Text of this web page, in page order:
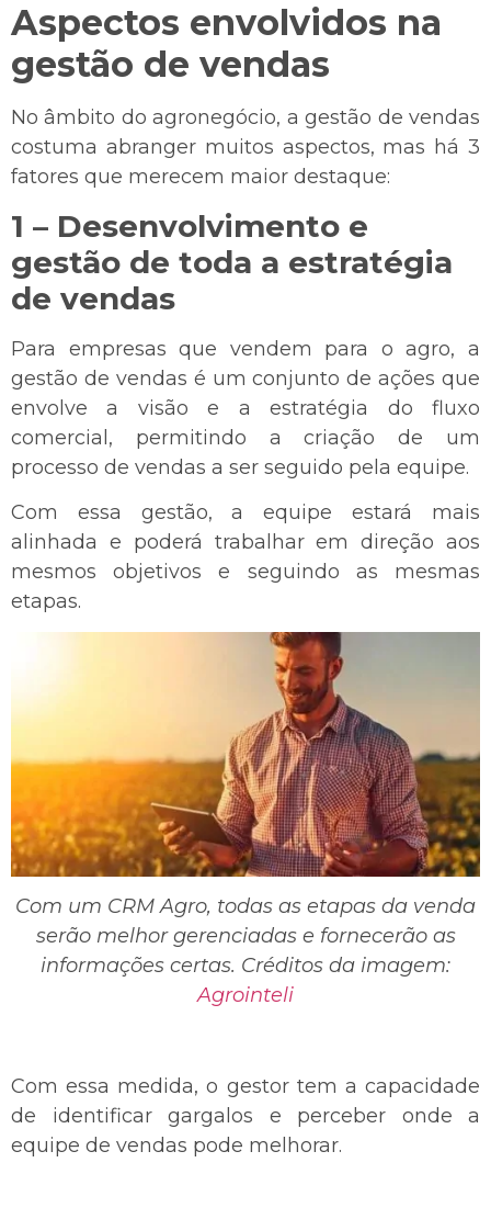
Aspectos envolvidos na
gestão de vendas
No âmbito do agronegócio, a gestão de vendas
costuma abranger muitos aspectos, mas há 3
fatores que merecem maior destaque:
1 – Desenvolvimento e
gestão de toda a estratégia
de vendas
Para empresas que vendem para o agro, a
gestão de vendas é um conjunto de ações que
envolve a visão e a estratégia do fluxo
comercial, permitindo a criação de um
processo de vendas a ser seguido pela equipe.
Com essa gestão, a equipe estará mais
alinhada e poderá trabalhar em direção aos
mesmos objetivos e seguindo as mesmas
etapas.
Com um CRM Agro, todas as etapas da venda
serão melhor gerenciadas e fornecerão as
informações certas. Créditos da imagem:
Agrointeli
Com essa medida, o gestor tem a capacidade
de identificar gargalos e perceber onde a
equipe de vendas pode melhorar.